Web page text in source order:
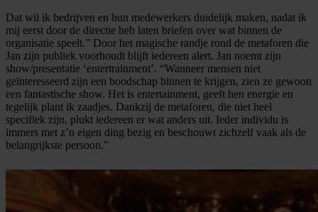
Dat wil ik bedrijven en hun medewerkers duidelijk maken, nadat ik
mij eerst door de directie heb laten briefen over wat binnen de
organisatie speelt.” Door het magische randje rond de metaforen die
Jan zijn publiek voorhoudt blijft iedereen alert. Jan noemt zijn
show/presentatie ‘entertrainment’. “Wanneer mensen niet
geïnteresseerd zijn een boodschap binnen te krijgen, zien ze gewoon
een fantastische show. Het is entertainment, geeft hen energie en
tegelijk plant ik zaadjes. Dankzij de metaforen, die niet heel
specifiek zijn, plukt iedereen er wat anders uit. Ieder individu is
immers met z’n eigen ding bezig en beschouwt zichzelf vaak als de
belangrijkste persoon.”